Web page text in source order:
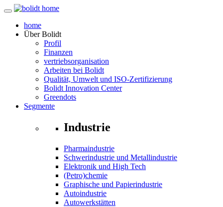
home
ÜberBolidt
Profil
Finanzen
vertriebsorganisation
Arbeiten bei Bolidt
Qualität, Umwelt und ISO-Zertifizierung
Bolidt Innovation Center
Greendots
Segmente
Industrie
Pharmaindustrie
Schwerindustrie und Metallindustrie
Elektronik und High Tech
(Petro)chemie
Graphische und Papierindustrie
Autoindustrie
Autowerkstätten